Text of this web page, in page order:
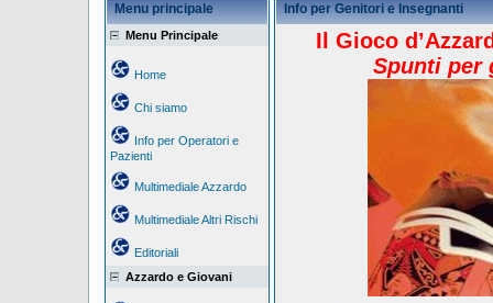
Menu principale
Menu Principale
Home
Chi siamo
Info per Operatori e
Pazienti
Multimediale Azzardo
Multimediale Altri Rischi
Editoriali
Azzardo e Giovani
Info per Genitori e Insegnanti
Il Gioco
Spunti per